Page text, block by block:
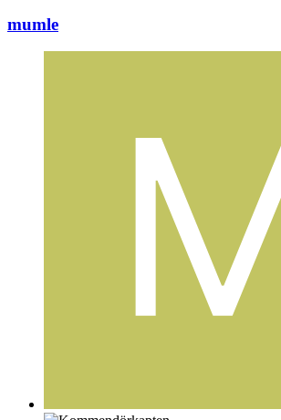
mumle